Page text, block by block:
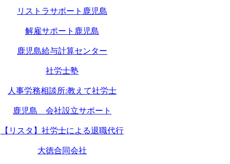
リストラサポート鹿児島
解雇サポート鹿児島
鹿児島給与計算センター
社労士塾
人事労務相談所:教えて社労士
鹿児島 会社設立サポート
【リスタ】社労士による退職代行
大徳合同会社